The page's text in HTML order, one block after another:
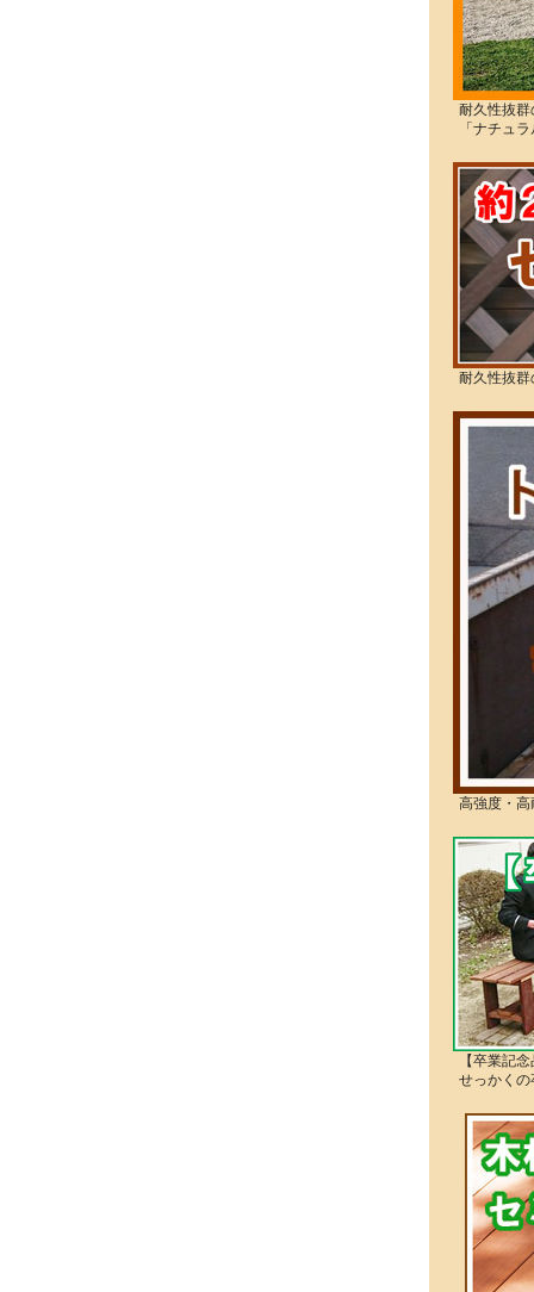
耐久性抜
「ナチュ
耐久性抜
高強度・
【卒業記
せっかく